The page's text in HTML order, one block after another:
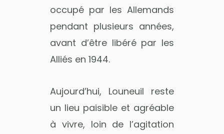
occupé par les Allemands
pendant plusieurs années,
avant d’être libéré par les
Alliés en 1944.
Aujourd’hui, Louneuil reste
un lieu paisible et agréable
à vivre, loin de l’agitation